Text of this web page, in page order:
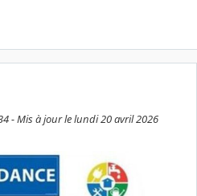
- Mis à jour le lundi 20 avril 2026